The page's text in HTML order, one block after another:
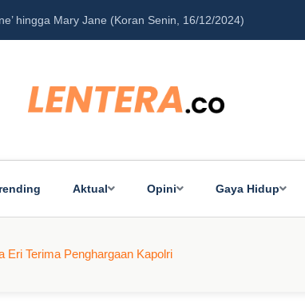
hingga Mary Jane (Koran Senin, 16/12/2024)
Aktual Opini Gaya Hidup
Eri Terima Penghargaan Kapolri